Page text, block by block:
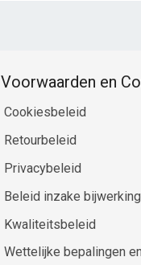
Voorwaarden en
Cookiesbeleid
Retourbeleid
Privacybeleid
Beleid inzake
Kwaliteitsbeleid
Wettelijke bepalingen